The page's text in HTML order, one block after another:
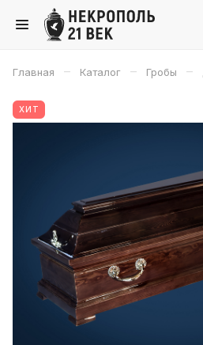
Главная – Каталог – Гробы –
ХИТ